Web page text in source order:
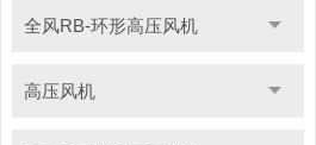
全风RB-环形高压风机
高压风机